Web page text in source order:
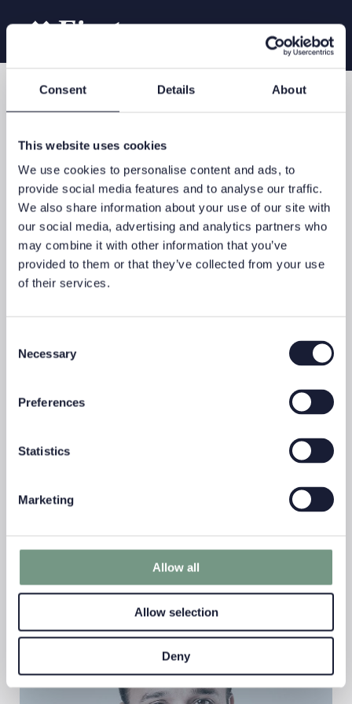
Consent Details About
This website uses cookies
We use cookies to personalise content and ads, to
provide social media features and to analyse our traffic.
We also share information about your use of our site with
our social media, advertising and analytics partners who
may combine it with other information that you’ve
provided to them or that they’ve collected from your use
of their services.
Selection
Necessary
Preferences
Statistics
Marketing
Allow all
Allow selection
Deny
First Blog
13. September 2023 - Gastbeiträge
Interview mit ONE PM COO Ali
Madani: PMS Systeme
Transaktionen noch manuell mit grossem
Vermögensverwalter, sich eine technische Lösung
Vorschriften. Aber nicht nur das: Welche Vorteile in
Ressourceneinsparungen sowie Effizienz in den
Businessprozessen ein PMS-System mit sich bringt,